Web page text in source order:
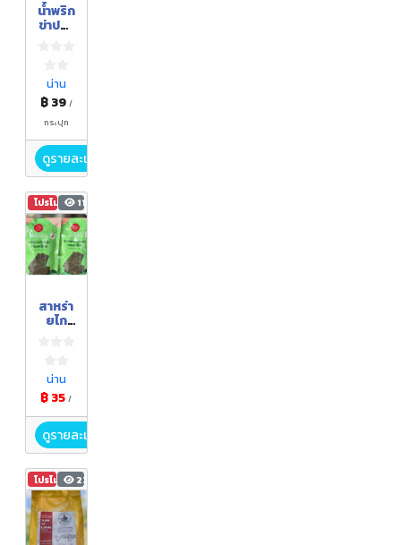
น้ำพริก
ข่าปลา
น่าน
฿ 39 /
กระปุก
ดูรายละเอียด
โปรโมชัน 115
สาหร่า
ยไก
น่าน
฿ 35/
ดูรายละเอียด
โปรโมชัน 235